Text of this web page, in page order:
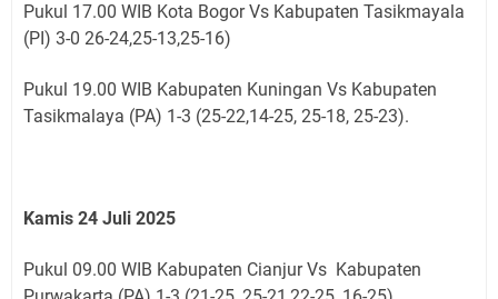
Pukul 17.00 WIB Kota Bogor Vs Kabupaten Tasikmayala
(PI) 3-0 26-24,25-13,25-16)
Pukul 19.00 WIB Kabupaten Kuningan Vs Kabupaten
Tasikmalaya (PA) 1-3 (25-22,14-25, 25-18, 25-23).
Kamis 24 Juli 2025
Pukul 09.00 WIB Kabupaten Cianjur Vs Kabupaten